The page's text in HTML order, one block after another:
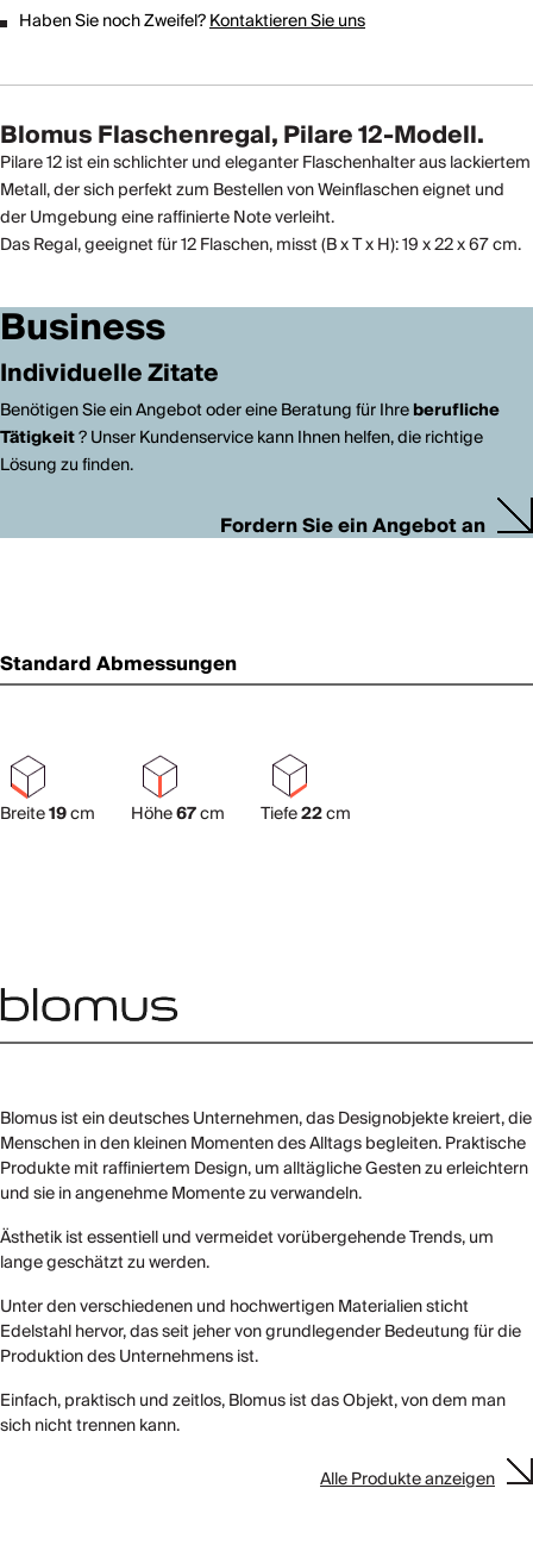
Haben Sie noch Zweifel?Kontaktieren Sie uns
Blomus Flaschenregal, Pilare 12-Modell.
Pilare 12 ist ein schlichter und eleganter Flaschenhalter aus lackiertem
Metall, der sich perfekt zum Bestellen von Weinflaschen eignet und
der Umgebung eine raffinierte Note verleiht.
Das Regal, geeignet für 12 Flaschen, misst (B x T x H): 19 x 22 x 67 cm.
Business
Individuelle Zitate
Benötigen Sie ein Angebot oder eine Beratung für Ihreberufliche
Tätigkeit? Unser Kundenservice kann Ihnen helfen, die richtige
Lösung zu finden.
Fordern Sie ein Angebot an
Standard Abmessungen
Breite19cm Höhe67cm Tiefe22cm
Blomus ist ein deutsches Unternehmen, das Designobjekte kreiert, die
Menschen in den kleinen Momenten des Alltags begleiten. Praktische
Produkte mit raffiniertem Design, um alltägliche Gesten zu erleichtern
und sie in angenehme Momente zu verwandeln.
Ästhetik ist essentiell und vermeidet vorübergehende Trends, um
lange geschätzt zu werden.
Unter den verschiedenen und hochwertigen Materialien sticht
Edelstahl hervor, das seit jeher von grundlegender Bedeutung für die
Produktion des Unternehmens ist.
Einfach, praktisch und zeitlos, Blomus ist das Objekt, von dem man
sich nicht trennen kann.
Alle Produkte anzeigen